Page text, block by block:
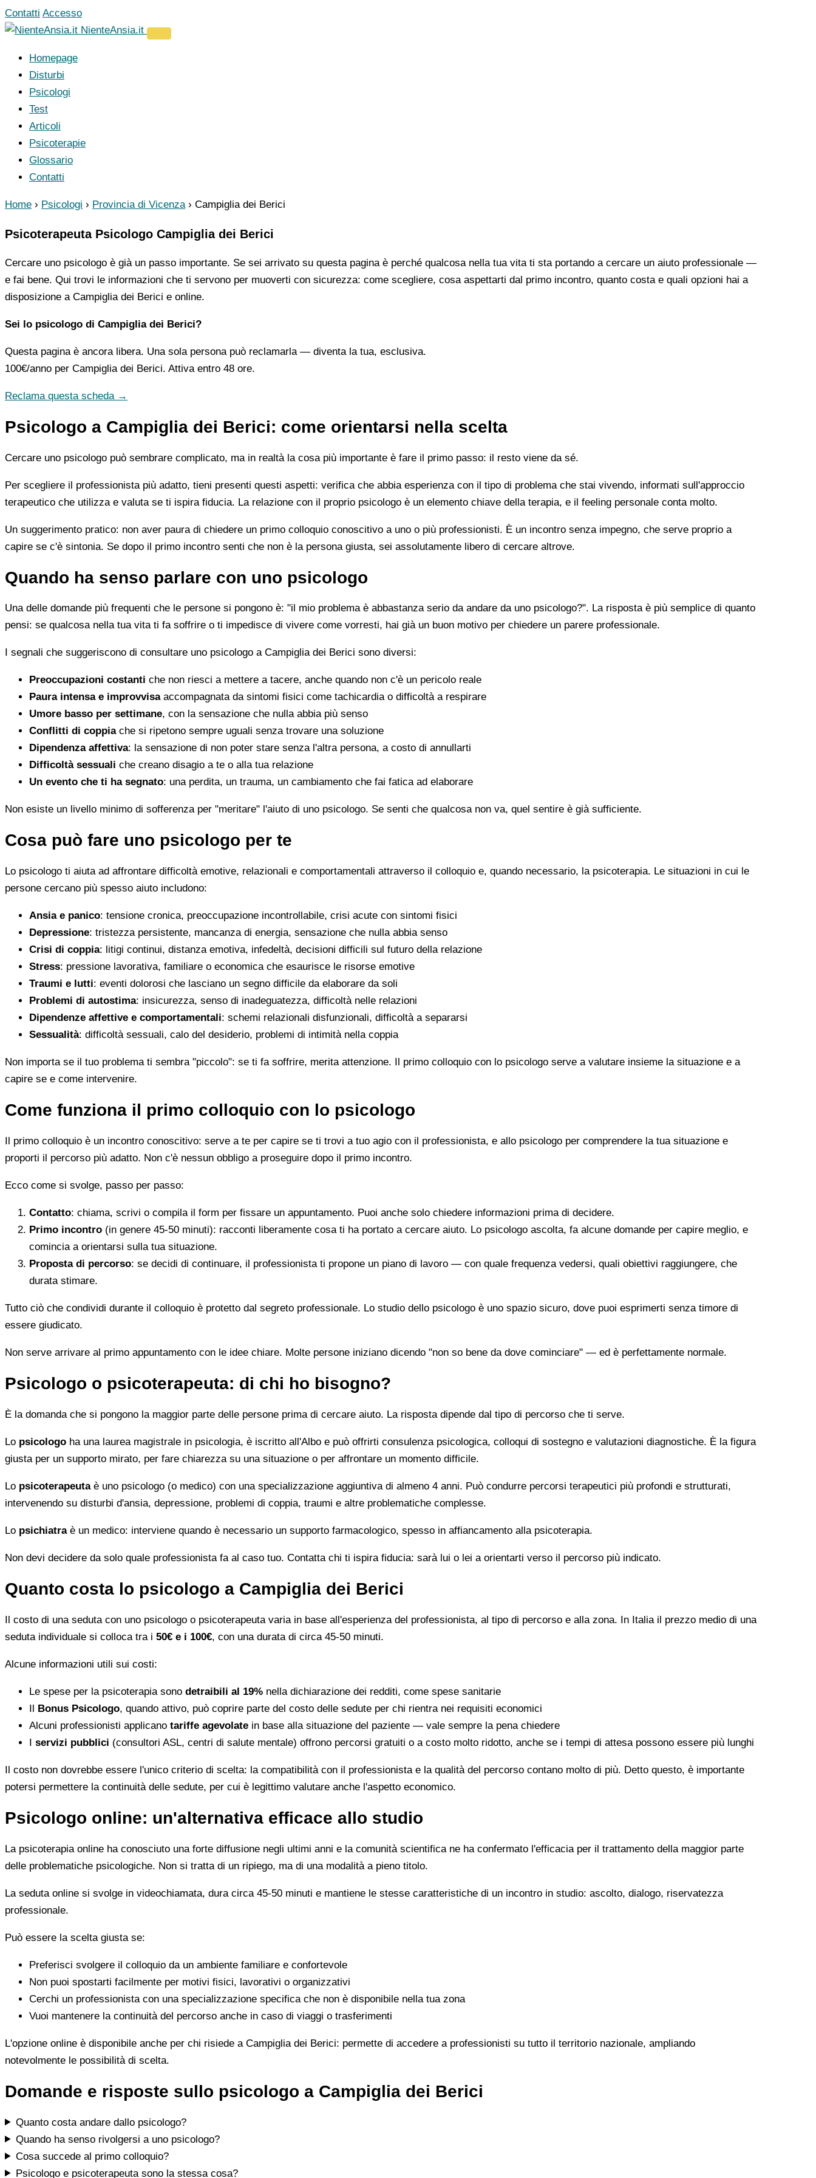
Vai
al
Contatti Accesso
NienteAnsia.it
Homepage
Disturbi
Psicologi
Test
Articoli
Psicoterapie
Glossario
Contatti
Home › Psicologi › Provincia di Vicenza › Campiglia dei Berici
Psicoterapeuta Psicologo Campiglia dei Berici
Cercare uno psicologo è già un passo importante. Se sei arrivato su questa pagina è perché qualcosa nella tua vita ti sta portando a cercare un aiuto professionale —
e fai bene. Qui trovi le informazioni che ti servono per muoverti con sicurezza: come scegliere, cosa aspettarti dal primo incontro, quanto costa e quali opzioni hai a
disposizione a Campiglia dei Berici e online.
Sei lo psicologo di Campiglia dei Berici?
Questa pagina è ancora libera. Una sola persona può reclamarla — diventa la tua, esclusiva.
100€/anno per Campiglia dei Berici. Attiva entro 48 ore.
Reclama questa scheda →
Psicologo a Campiglia dei Berici: come orientarsi nella scelta
Cercare uno psicologo può sembrare complicato, ma in realtà la cosa più importante è fare il primo passo: il resto viene da sé.
Per scegliere il professionista più adatto, tieni presenti questi aspetti: verifica che abbia esperienza con il tipo di problema che stai vivendo, informati sull'approccio
terapeutico che utilizza e valuta se ti ispira fiducia. La relazione con il proprio psicologo è un elemento chiave della terapia, e il feeling personale conta molto.
Un suggerimento pratico: non aver paura di chiedere un primo colloquio conoscitivo a uno o più professionisti. È un incontro senza impegno, che serve proprio a
capire se c'è sintonia. Se dopo il primo incontro senti che non è la persona giusta, sei assolutamente libero di cercare altrove.
Quando ha senso parlare con uno psicologo
Una delle domande più frequenti che le persone si pongono è: "il mio problema è abbastanza serio da andare da uno psicologo?". La risposta è più semplice di quanto
pensi: se qualcosa nella tua vita ti fa soffrire o ti impedisce di vivere come vorresti, hai già un buon motivo per chiedere un parere professionale.
I segnali che suggeriscono di consultare uno psicologo a Campiglia dei Berici sono diversi:
Preoccupazioni costanti che non riesci a mettere a tacere, anche quando non c'è un pericolo reale
Paura intensa e improvvisaaccompagnata da sintomi fisici come tachicardia o difficoltà a respirare
Umore basso per settimane, con la sensazione che nulla abbia più senso
Conflitti di coppiache si ripetono sempre uguali senza trovare una soluzione
Dipendenza affettiva: la sensazione di non poter stare senza l'altra persona, a costo di annullarti
Difficoltà sessuali che creano disagio a te o alla tua relazione
Un evento che ti ha segnato: una perdita, un trauma, un cambiamento che fai fatica ad elaborare
Non esiste un livello minimo di sofferenza per "meritare" l'aiuto di uno psicologo. Se senti che qualcosa non va, quel sentire è già sufficiente.
Cosa può fare uno psicologo per te
Lo psicologo ti aiuta ad affrontare difficoltà emotive, relazionali e comportamentali attraverso il colloquio e, quando necessario, la psicoterapia. Le situazioni in cui le
persone cercano più spesso aiuto includono:
Ansia e panico: tensione cronica, preoccupazione incontrollabile, crisi acute con sintomi fisici
Depressione: tristezza persistente, mancanza di energia, sensazione che nulla abbia senso
Crisi di coppia: litigi continui, distanza emotiva, infedeltà, decisioni difficili sul futuro della relazione
Stress: pressione lavorativa, familiare o economica che esaurisce le risorse emotive
Traumi e lutti: eventi dolorosi che lasciano un segno difficile da elaborare da soli
Problemi di autostima: insicurezza, senso di inadeguatezza, difficoltà nelle relazioni
Dipendenze affettive e comportamentali: schemi relazionali disfunzionali, difficoltà a separarsi
Sessualità: difficoltà sessuali, calo del desiderio, problemi di intimità nella coppia
Non importa se il tuo problema ti sembra "piccolo": se ti fa soffrire, merita attenzione. Il primo colloquio con lo psicologo serve a valutare insieme la situazione e a
capire se e come intervenire.
Come funziona il primo colloquio con lo psicologo
Il primo colloquio è un incontro conoscitivo: serve a te per capire se ti trovi a tuo agio con il professionista, e allo psicologo per comprendere la tua situazione e
proporti il percorso più adatto. Non c'è nessun obbligo a proseguire dopo il primo incontro.
Ecco come si svolge, passo per passo:
Contatto: chiama, scrivi o compila il form per fissare un appuntamento. Puoi anche solo chiedere informazioni prima di decidere.
Primo incontro (in genere 45-50 minuti): racconti liberamente cosa ti ha portato a cercare aiuto. Lo psicologo ascolta, fa alcune domande per capire meglio, e
comincia a orientarsi sulla tua situazione.
Proposta di percorso: se decidi di continuare, il professionista ti propone un piano di lavoro — con quale frequenza vedersi, quali obiettivi raggiungere, che
durata stimare.
Tutto ciò che condividi durante il colloquio è protetto dal segreto professionale. Lo studio dello psicologo è uno spazio sicuro, dove puoi esprimerti senza timore di
essere giudicato.
Non serve arrivare al primo appuntamento con le idee chiare. Molte persone iniziano dicendo "non so bene da dove cominciare" — ed è perfettamente normale.
Psicologo o psicoterapeuta: di chi ho bisogno?
È la domanda che si pongono la maggior parte delle persone prima di cercare aiuto. La risposta dipende dal tipo di percorso che ti serve.
Lo psicologo ha una laurea magistrale in psicologia, è iscritto all'Albo e può offrirti consulenza psicologica, colloqui di sostegno e valutazioni diagnostiche. È la figura
giusta per un supporto mirato, per fare chiarezza su una situazione o per affrontare un momento difficile.
Lo psicoterapeutaè uno psicologo (o medico) con una specializzazione aggiuntiva di almeno 4 anni. Può condurre percorsi terapeutici più profondi e strutturati,
intervenendo su disturbi d'ansia, depressione, problemi di coppia, traumi e altre problematiche complesse.
Lo psichiatraè un medico: interviene quando è necessario un supporto farmacologico, spesso in affiancamento alla psicoterapia.
Non devi decidere da solo quale professionista fa al caso tuo. Contatta chi ti ispira fiducia: sarà lui o lei a orientarti verso il percorso più indicato.
Quanto costa lo psicologo a Campiglia dei Berici
Il costo di una seduta con uno psicologo o psicoterapeuta varia in base all'esperienza del professionista, al tipo di percorso e alla zona. In Italia il prezzo medio di una
seduta individuale si colloca tra i 50€ e i 100€, con una durata di circa 45-50 minuti.
Alcune informazioni utili sui costi:
Le spese per la psicoterapia sono detraibili al 19% nella dichiarazione dei redditi, come spese sanitarie
Il Bonus Psicologo, quando attivo, può coprire parte del costo delle sedute per chi rientra nei requisiti economici
Alcuni professionisti applicano tariffe agevolate in base alla situazione del paziente — vale sempre la pena chiedere
I servizi pubblici (consultori ASL, centri di salute mentale) offrono percorsi gratuiti o a costo molto ridotto, anche se i tempi di attesa possono essere più lunghi
Il costo non dovrebbe essere l'unico criterio di scelta: la compatibilità con il professionista e la qualità del percorso contano molto di più. Detto questo, è importante
potersi permettere la continuità delle sedute, per cui è legittimo valutare anche l'aspetto economico.
Psicologo online: un'alternativa efficace allo studio
La psicoterapia online ha conosciuto una forte diffusione negli ultimi anni e la comunità scientifica ne ha confermato l'efficacia per il trattamento della maggior parte
delle problematiche psicologiche. Non si tratta di un ripiego, ma di una modalità a pieno titolo.
La seduta online si svolge in videochiamata, dura circa 45-50 minuti e mantiene le stesse caratteristiche di un incontro in studio: ascolto, dialogo, riservatezza
professionale.
Può essere la scelta giusta se:
Preferisci svolgere il colloquio da un ambiente familiare e confortevole
Non puoi spostarti facilmente per motivi fisici, lavorativi o organizzativi
Cerchi un professionista con una specializzazione specifica che non è disponibile nella tua zona
Vuoi mantenere la continuità del percorso anche in caso di viaggi o trasferimenti
L'opzione online è disponibile anche per chi risiede a Campiglia dei Berici: permette di accedere a professionisti su tutto il territorio nazionale, ampliando
notevolmente le possibilità di scelta.
Domande e risposte sullo psicologo a Campiglia dei Berici
Quanto costa andare dallo psicologo?
Quando ha senso rivolgersi a uno psicologo?
Cosa succede al primo colloquio?
Psicologo e psicoterapeuta sono la stessa cosa?